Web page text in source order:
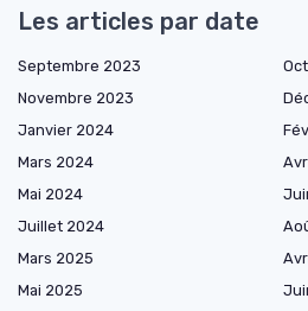
Les articles par date
Septembre 2023
Novembre 2023
Janvier 2024
Mars 2024
Mai 2024
Juillet 2024
Mars 2025
Mai 2025